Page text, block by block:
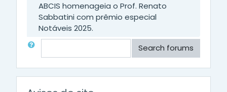
ABCIS homenageia o Prof. Renato
Sabbatini com prêmio especial
Notáveis 2025.
Search
Search forums